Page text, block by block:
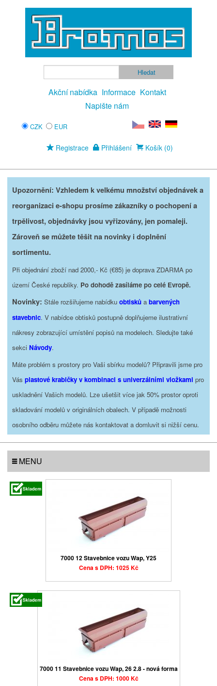
Akční nabídka Informace Kontakt
Napište nám
CZK EUR
Registrace Přihlášení Košík (0)
Upozornění: Vzhledem k velkému množství objednávek a
reorganizaci e-shopu prosíme zákazníky o pochopení a
trpělivost, objednávky jsou vyřizovány, jen pomaleji.
Zároveň se můžete těšit na novinky i doplnění
sortimentu.
Při objednání zboží nad 2000,- Kč (€85) je doprava ZDARMA po
území České republiky. Po dohodě zasíláme po celé Evropě.
Novinky: Stále rozšiřujeme nabídku obtisků a barvených
stavebnic. V nabídce obtisků postupně doplňujeme ilustrativní
nákresy zobrazující umístění popisů na modelech. Sledujte také
sekci Návody.
Máte problém s prostory pro Vaši sbírku modelů? Připravili jsme pro
Vás plastové krabičky v kombinaci s univerzálními vložkami pro
uskladnění Vašich modelů. Lze ušetšit více jak 50% prostor oproti
skladování modelů v originálních obalech. V případě možnosti
osobního odběru můžete nás kontaktovat a domluvit si nižší cenu.
MENU
7000 12 Stavebnice vozu Wap, Y25
Cena s DPH: 1025 Kč
7000 11 Stavebnice vozu Wap, 26 2.8 - nová forma
Cena s DPH: 1000 Kč